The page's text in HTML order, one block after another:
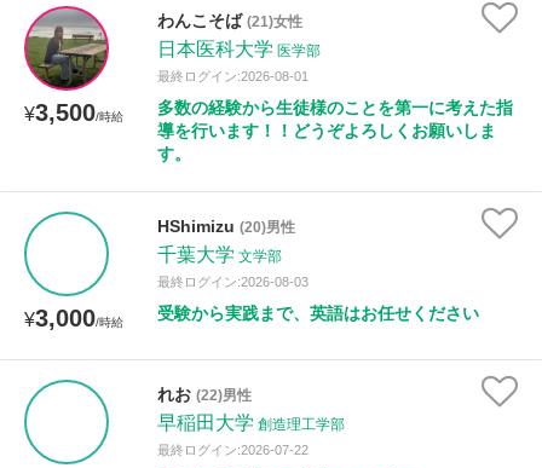
¥3,500/時給
わんこそば (21)女性
日本医科大学 医学部
最終ログイン:2026-08-01
多数の経験から生徒様のことを第一に考えた指
導を行います！！どうぞよろしくお願いしま
す。
¥3,000/時給
HShimizu (20)男性
千葉大学 文学部
最終ログイン:2026-08-03
受験から実践まで、英語はお任せください
れお (22)男性
早稲田大学 創造理工学部
最終ログイン:2026-07-22
距離：15km以内
年齢：18-101歳
性別